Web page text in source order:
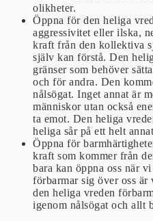
olikheter.
Öppna för den heliga
aggressivitet eller ilska,
kraft från den kollektiva
själv kan förstå. Den
gränser som behöver
och för andra. Den
nålsögat. Inget annat är
människor utan också
ta emot. Den heliga
heliga sår på ett helt
Öppna för
kraft som kommer från
bara kan öppna oss när
förbarmar sig över oss
den heliga vreden
igenom nålsögat och allt